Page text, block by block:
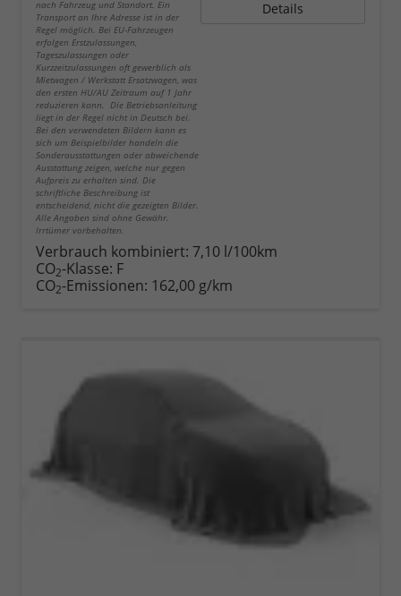
nach Fahrzeug und Standort. Ein
Transport an Ihre Adresse ist in der
Regel möglich. Bei EU-Fahrzeugen
erfolgen Erstzulassungen,
Tageszulassungen oder
Kurzzeitzulassungen oft gewerblich als
Mietwagen / Werkstatt Ersatzwagen, was
den ersten HU/AU Zeitraum auf 1 Jahr
reduzieren kann. Die Betriebsanleitung
liegt in der Regel nicht in Deutsch bei.
Bei den verwendeten Bildern kann es
sich um Beispielbilder handeln die
Sonderausstattungen oder abweichende
Ausstattung zeigen, welche nur gegen
Aufpreis zu erhalten sind. Die
schriftliche Beschreibung ist
entscheidend, nicht die gezeigten Bilder.
Alle Angaben sind ohne Gewähr.
Irrtümer vorbehalten.
Details
Verbrauch kombiniert: 7,10 l/100km
CO2-Klasse: F
CO2-Emissionen: 162,00 g/km